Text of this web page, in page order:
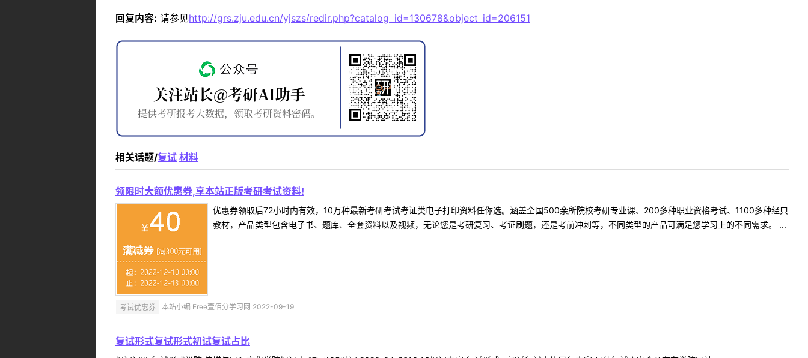
回复内容: 请参见http://grs.zju.edu.cn/yjszs/redir.php?catalog_id=130678&object_id=206151
相关话题/复试 材料
领限时大额优惠券,享本站正版考研考试资料!
优惠券领取后72小时内有效，10万种最新考研考试考证类电子打印资料任你选。涵盖全国500余所院校考研专业课、200多种职业资格考试、1100多种经典
教材，产品类型包含电子书、题库、全套资料以及视频，无论您是考研复习、考证刷题，还是考前冲刺等，不同类型的产品可满足您学习上的不同需求。 ...
考试优惠券 本站小编 Free壹佰分学习网 2022-09-19
复试形式复试形式初试复试占比